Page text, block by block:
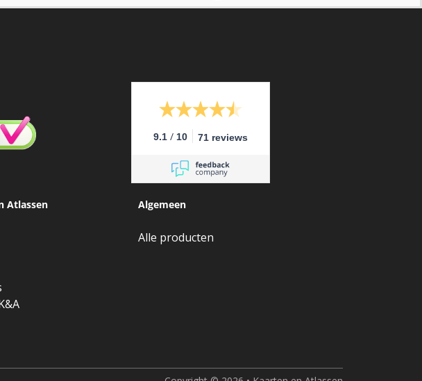
9.1 / 10 71 reviews
Atlassen Algemeen
Alle producten